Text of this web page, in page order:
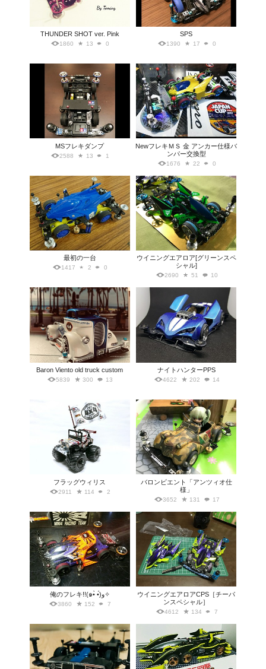
THUNDER SHOT ver. Pink
1860 13 0
SPS
1390 17 0
MSフレキダンプ
2588 13 1
NewフレキＭＳ 金 アンカー仕様バ
ンパー交換型
1676 22 0
最初の一台
1417 2 0
ウイニングエアロア[グリーンスペ
シャル]
2690 51 10
Baron Viento old truck custom
5839 300 13
ナイトハンターPPS
4622 202 14
フラッグウィリス
2911 114 2
バロンビエント「アンツィオ仕
様」
3652 131 17
俺のフレキ!!(๑•̀ •́)و✧
3860 152 7
ウイニングエアロアCPS［チーパ
ンスペシャル］
4612 134 7